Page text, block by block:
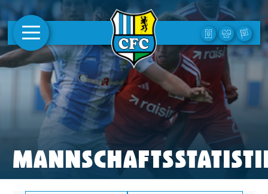
AKTUELLES
1. MANNSCHAFT
FRAUEN
CAMPUS
CLUB